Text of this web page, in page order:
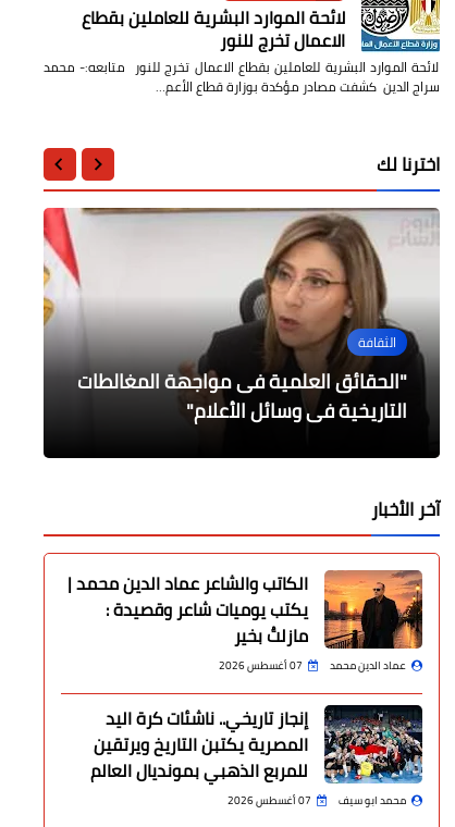
لائحة الموارد البشرية للعاملين بقطاع
الاعمال تخرج للنور
لائحة الموارد البشرية للعاملين بقطاع الاعمال تخرج للنور متابعه:- محمد
سراج الدين كشفت مصادر مؤكدة بوزارة قطاع الأعم…
اخترنا لك
الثقافة
"الحقائق العلمية فى مواجهة المغالطات
التاريخية فى وسائل الأعلام"
أخبار مصر
"مصادر برلمانية' تعديلات حول مشروع
قانون التصالح في مخالفات البناء
الرياضة
وزير الشباب والرياضة يهنئ النادي الأهلي
ويطمئن على الفريق والبعثة
الرياضة
الخطيب يوجه رسالة شكر للجماهير
المغربية
محافظات
لقاء محافظ المنوفية و وزير الزراعة
آخر الأخبار
الكاتب والشاعر عماد الدين محمد |
يكتب يوميات شاعر وقصيدة :
مازلتُ بخير
عماد الدين محمد 07 أغسطس 2026
إنجاز تاريخي.. ناشئات كرة اليد
المصرية يكتبن التاريخ ويرتقين
للمربع الذهبي بمونديال العالم
محمد ابو سيف 07 أغسطس 2026